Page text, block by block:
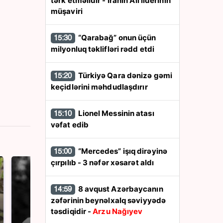
müşaviri
15:30
milyonluq təklifləri rədd etdi
15:20
keçidlərini məhdudlaşdırır
15:10
vəfat edib
15:00
çırpılıb - 3 nəfər xəsarət aldı
14:59
zəfərinin beynəlxalq səviyyədə
təsdiqidir -Arzu Nağıyev